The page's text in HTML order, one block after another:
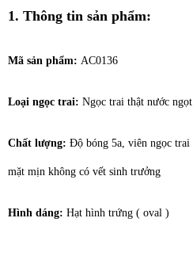
1. Thông tin sản phẩm:
Mã sản phẩm: AC0136
Loại ngọc trai: Ngọc trai thật nước
Chất lượng: Độ bóng 5a, viên ngọc trai
mặt mịn không có vết sinh trưởng
Hình dáng: Hạt hình trứng ( oval )